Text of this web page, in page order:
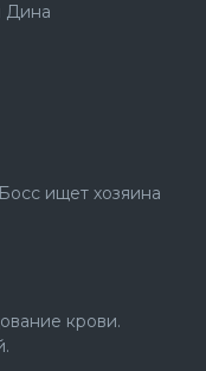
Дина
ищет хозяина
крови.